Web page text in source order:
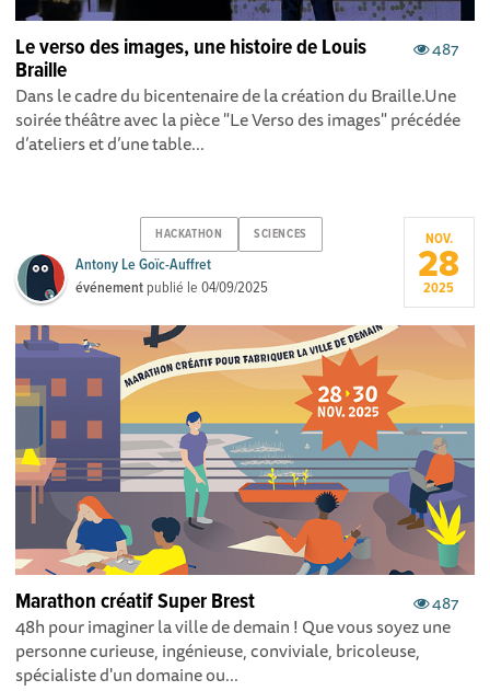
487
Le verso des images, une histoire de Louis
Braille
Dans le cadre du bicentenaire de la création du Braille.Une
soirée théâtre avec la pièce "Le Verso des images" précédée
d’ateliers et d’une table...
HACKATHON SCIENCES
Antony Le Goïc-Auffret
événement publié le04/09/2025
NOV.
28
2025
487
Marathon créatif Super Brest
48h pour imaginer la ville de demain ! Que vous soyez une
personne curieuse, ingénieuse, conviviale, bricoleuse,
spécialiste d'un domaine ou...